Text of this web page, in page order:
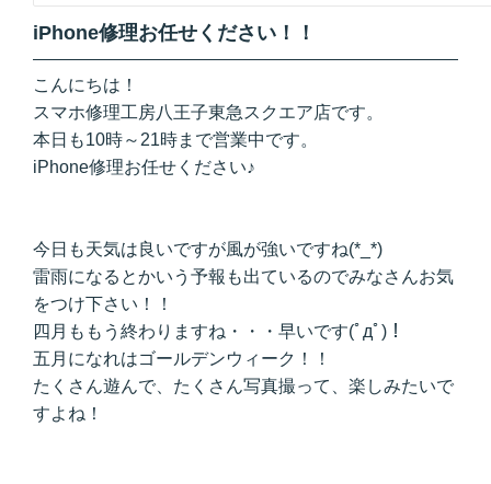
iPhone修理お任せください！！
こんにちは！
スマホ修理工房八王子東急スクエア店です。
本日も10時～21時まで営業中です。
iPhone修理お任せください♪
今日も天気は良いですが風が強いですね(*_*)
雷雨になるとかいう予報も出ているのでみなさんお気
をつけ下さい！！
四月ももう終わりますね・・・早いです(ﾟдﾟ)！
五月になれはゴールデンウィーク！！
たくさん遊んで、たくさん写真撮って、楽しみたいで
すよね！